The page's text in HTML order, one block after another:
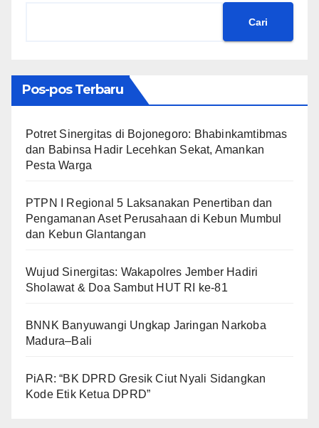
Cari
Pos-pos Terbaru
​Potret Sinergitas di Bojonegoro: Bhabinkamtibmas
dan Babinsa Hadir Lecehkan Sekat, Amankan
Pesta Warga
PTPN I Regional 5 Laksanakan Penertiban dan
Pengamanan Aset Perusahaan di Kebun Mumbul
dan Kebun Glantangan
Wujud Sinergitas: Wakapolres Jember Hadiri
Sholawat & Doa Sambut HUT RI ke-81
BNNK Banyuwangi Ungkap Jaringan Narkoba
Madura–Bali
PiAR: “BK DPRD Gresik Ciut Nyali Sidangkan
Kode Etik Ketua DPRD”